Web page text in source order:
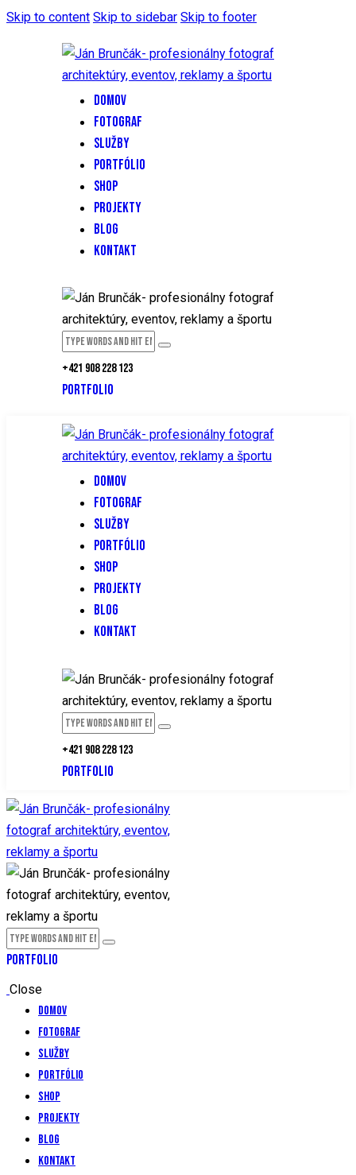
Skip to content Skip to sidebar Skip to footer
DOMOV
FOTOGRAF
SLUŽBY
PORTFÓLIO
SHOP
PROJEKTY
BLOG
KONTAKT
+421 908 228 123
PORTFOLIO
DOMOV
FOTOGRAF
SLUŽBY
PORTFÓLIO
SHOP
PROJEKTY
BLOG
KONTAKT
+421 908 228 123
PORTFOLIO
PORTFOLIO
Close
Domov
Fotograf
Služby
Portfólio
Shop
Projekty
Blog
Kontakt